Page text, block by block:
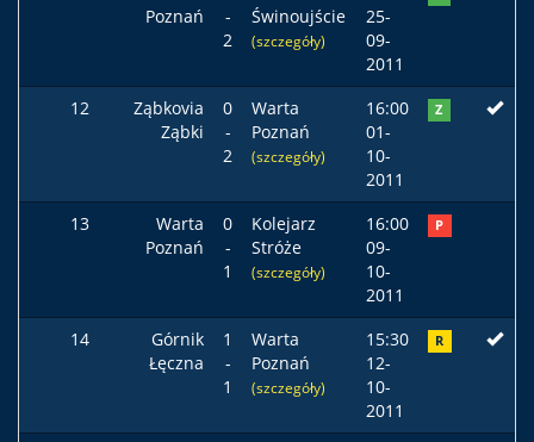
Poznań
-
2
Świnoujście
(szczegóły)
25-
09-
2011
12
Ząbkovia
Ząbki
0
-
2
Warta
Poznań
(szczegóły)
16:00
01-
10-
2011
Z
13
Warta
Poznań
0
-
1
Kolejarz
Stróże
(szczegóły)
16:00
09-
10-
2011
P
14
Górnik
Łęczna
1
-
1
Warta
Poznań
(szczegóły)
15:30
12-
10-
2011
R